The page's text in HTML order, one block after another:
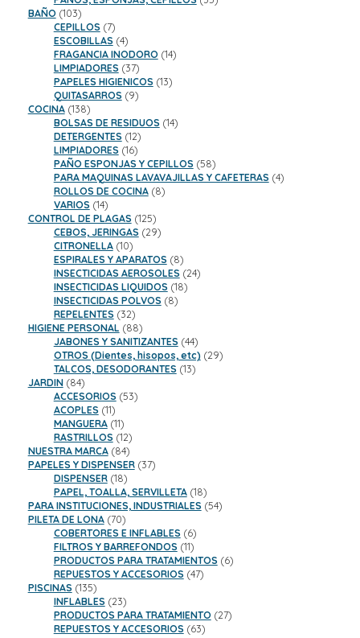
BAÑO 103103
productos
CEPILLOS 77
productos
ESCOBILLAS 44
productos
FRAGANCIA INODORO 1414
LIMPIADORES 3737
productos
PAPELES HIGIENICOS 1313
QUITASARROS 99
COCINA 138138
productos
BOLSAS DE RESIDUOS 1414
DETERGENTES 1212
productos
LIMPIADORES 1616
productos
PAÑO ESPONJAS Y CEPILLOS 5858
productos
PARA MAQUINAS LAVAVAJILLAS Y CAFETERAS 44
ROLLOS DE COCINA 88
VARIOS 1414
productos
CONTROL DE PLAGAS 125125
productos
CEBOS, JERINGAS 2929
CITRONELLA 1010
productos
ESPIRALES Y APARATOS 88
productos
INSECTICIDAS AEROSOLES 2424
INSECTICIDAS LIQUIDOS 1818
INSECTICIDAS POLVOS 88
REPELENTES 3232
productos
HIGIENE PERSONAL 8888
productos
JABONES Y SANITIZANTES 4444
productos
OTROS (Dientes, hisopos, etc) 2929
TALCOS, DESODORANTES 1313
JARDIN 8484
productos
ACCESORIOS 5353
ACOPLES 1111
productos
MANGUERA 1111
productos
RASTRILLOS 1212
productos
NUESTRA MARCA 8484
productos
PAPELES Y DISPENSER 3737
DISPENSER 1818
productos
PAPEL, TOALLA, SERVILLETA 1818
productos
PARA INSTITUCIONES, INDUSTRIALES 5454
PILETA DE LONA 7070
productos
COBERTORES E INFLABLES 66
productos
FILTROS Y BARREFONDOS 1111
productos
PRODUCTOS PARA TRATAMIENTOS 66
REPUESTOS Y ACCESORIOS 4747
PISCINAS 135135
productos
INFLABLES 2323
productos
PRODUCTOS PARA TRATAMIENTO 2727
REPUESTOS Y ACCESORIOS 6363